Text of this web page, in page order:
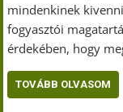
mindenkinek
fogyasztói
érdekében, hogy
TOVÁBB OLVASOM